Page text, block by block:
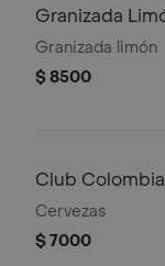
Granizada
Granizada limón
$ 8500
Club
Cervezas
$ 7000